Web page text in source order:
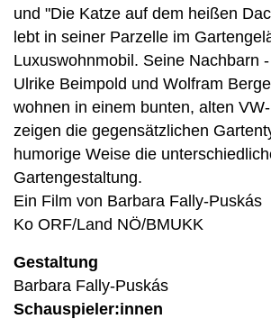
und "Die Katze auf dem heißen
lebt in seiner Parzelle im
Luxuswohnmobil. Seine Nachbarn
Ulrike Beimpold und Wolfram
wohnen in einem bunten, alten
zeigen die gegensätzlichen
humorige Weise die
Gartengestaltung.
Ein Film von Barbara Fally-Puskás
Ko ORF/Land NÖ/BMUKK
Gestaltung
Barbara Fally-Puskás
Schauspieler:innen